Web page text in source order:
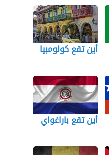
أين تقع كولومبيا
أين تقع باراغواي